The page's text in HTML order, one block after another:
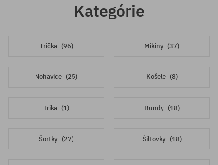
Kategórie
Trička (96) Mikiny (37)
Nohavice (25) Košele (8)
Trika (1) Bundy (18)
Šortky (27) Šiltovky (18)